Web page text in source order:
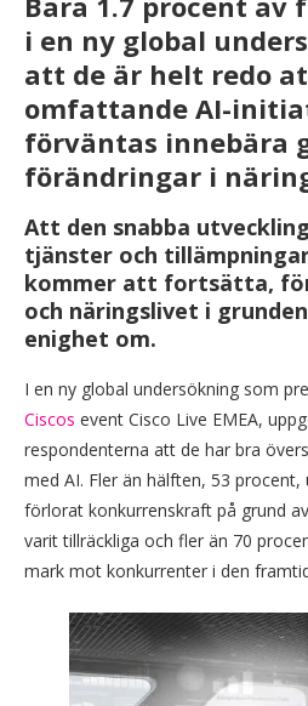
i en ny global
att de är helt redo
omfattande AI-
förväntas innebära
förändringar i
Att den snabba
tjänster och
kommer att fortsätta,
och näringslivet i
enighet om.
I en ny global undersökning som
Ciscos event Cisco Live EMEA,
respondenterna att de har bra
med AI. Fler än hälften, 53
förlorat konkurrenskraft på grund
varit tillräckliga och fler än 70
mark mot konkurrenter i den